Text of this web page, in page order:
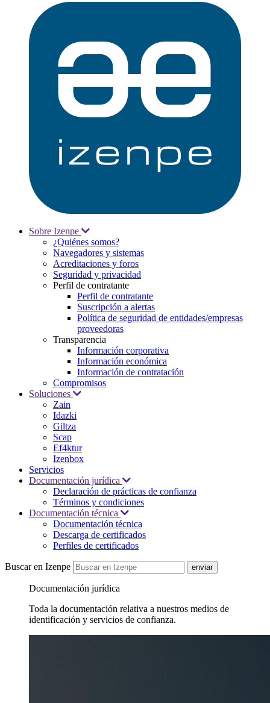
Sobre Izenpe
¿Quiénes somos?
Navegadores y sistemas
Acreditaciones y foros
Seguridad y privacidad
Perfil de contratante
Perfil de contratante
Suscripción a alertas
Política de seguridad de entidades/empresas
proveedoras
Transparencia
Información corporativa
Información económica
Información de contratación
Compromisos
Soluciones
Zain
Idazki
Giltza
Scap
Ef4ktur
Izenbox
Servicios
Documentación jurídica
Declaración de prácticas de confianza
Términos y condiciones
Documentación técnica
Documentación técnica
Descarga de certificados
Perfiles de certificados
Buscar en Izenpe
Documentación jurídica
Toda la documentación relativa a nuestros medios de
identificación y servicios de confianza.